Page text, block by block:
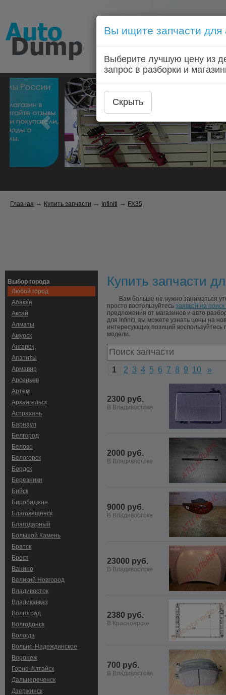
Голосовой запрос
Главная
Главная → Купить запчасти → Infiniti → FX35
Выбор города
Любой город
Абакан
Аксай
Алматы
Амурск
Ангарск
Апатиты
Армавир
Арсеньев
Артем
Архангельск
Астрахань
Барнаул
Белгород
Белово
Белогорск
Бердск
Березники
Бийск
Биробиджан
Благовещенск
Благодарный
Большой Камень
Братск
Брест
Ванино
Великий Новгород
Владивосток
Владикавказ
Волгоград
Волгодонск
Вологда
Вольно-Hадеждинское
Воронеж
Горно-Алтайск
Дальнереченск
Дзержинск
Купить запчасти
Вам больше не нужно заниматься
просто воспользуйтесь заявкой на
предложения от магазинов и авто
для Infiniti, вы можете узнать цены на
интересующих позиций воспользуйтесь
модели.
1 2 3 4 5 6 7 8 9 10 »
2300 руб.
В Владивостоке
2000 руб.
В Владивостоке
9000 руб.
В Владивостоке
23000 руб.
В Владивостоке
2380 руб.
В Красноярске
700 руб.
В Владивостоке
Вы ищите запчасти для
Выберите лучшую цену из
запрос в разборки и
Скрыть